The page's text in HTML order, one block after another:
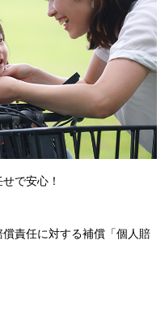
で安心！
責任に対する補償「個人賠